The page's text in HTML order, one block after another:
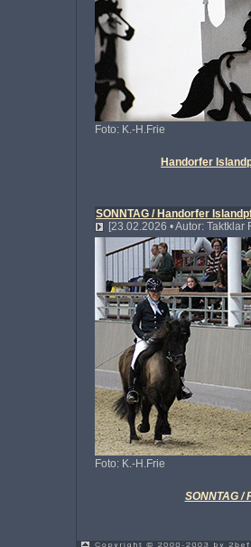
Foto: K.-H.Frie
Handorfer
SONNTAG / Handorfer
[23.02.2026 • Autor: Taktklar
Foto: K.-H.Frie
SONNTAG /